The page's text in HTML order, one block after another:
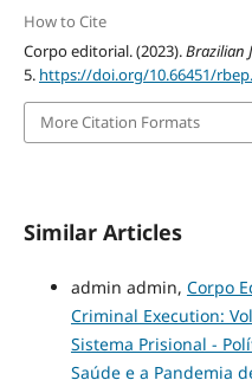
How to Cite
Corpo editorial. (2023).Brazilian
5. https://doi.org/10.66451/
More Citation Formats
Similar Articles
admin admin, Corpo
Criminal Execution:
Sistema Prisional -
Saúde e a Pandemia